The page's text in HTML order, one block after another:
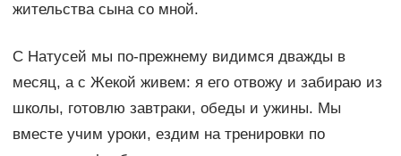
жительства сына со мной.
С Натусей мы по-прежнему видимся дважды в
месяц, а с Жекой живем: я его отвожу и забираю из
школы, готовлю завтраки, обеды и ужины. Мы
вместе учим уроки, ездим на тренировки по